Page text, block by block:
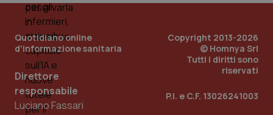
Quotidiano online
d'informazione sanitaria
Direttore
responsabile
Luciano Fassari
Copyright 2013-2026
© Homnya Srl
Tutti i diritti sono
riservati
P.I. e C.F. 13026241003
PHPSESSID